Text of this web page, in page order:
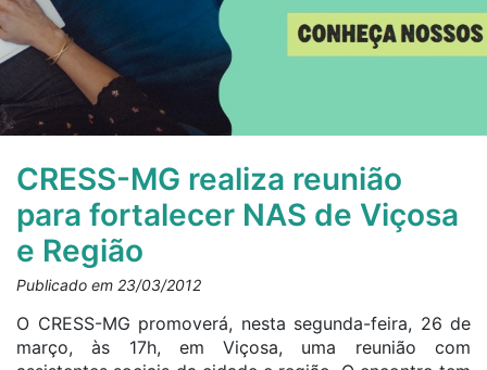
CRESS-MG realiza reunião
para fortalecer NAS de Viçosa
e Região
Publicado em 23/03/2012
O CRESS-MG promoverá, nesta segunda-feira, 26 de
março, às 17h, em Viçosa, uma reunião com